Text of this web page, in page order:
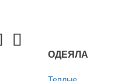
ОДЕЯЛА